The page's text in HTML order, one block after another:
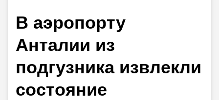
В аэропорту
Анталии из
подгузника извлекли
состояние